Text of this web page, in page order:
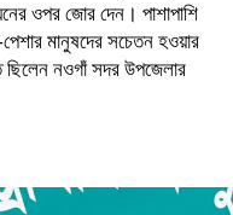
ওপর জোর দেন। পাশাপাশি
মানুষদের সচেতন হওয়ার
নওগাঁ সদর উপজেলার